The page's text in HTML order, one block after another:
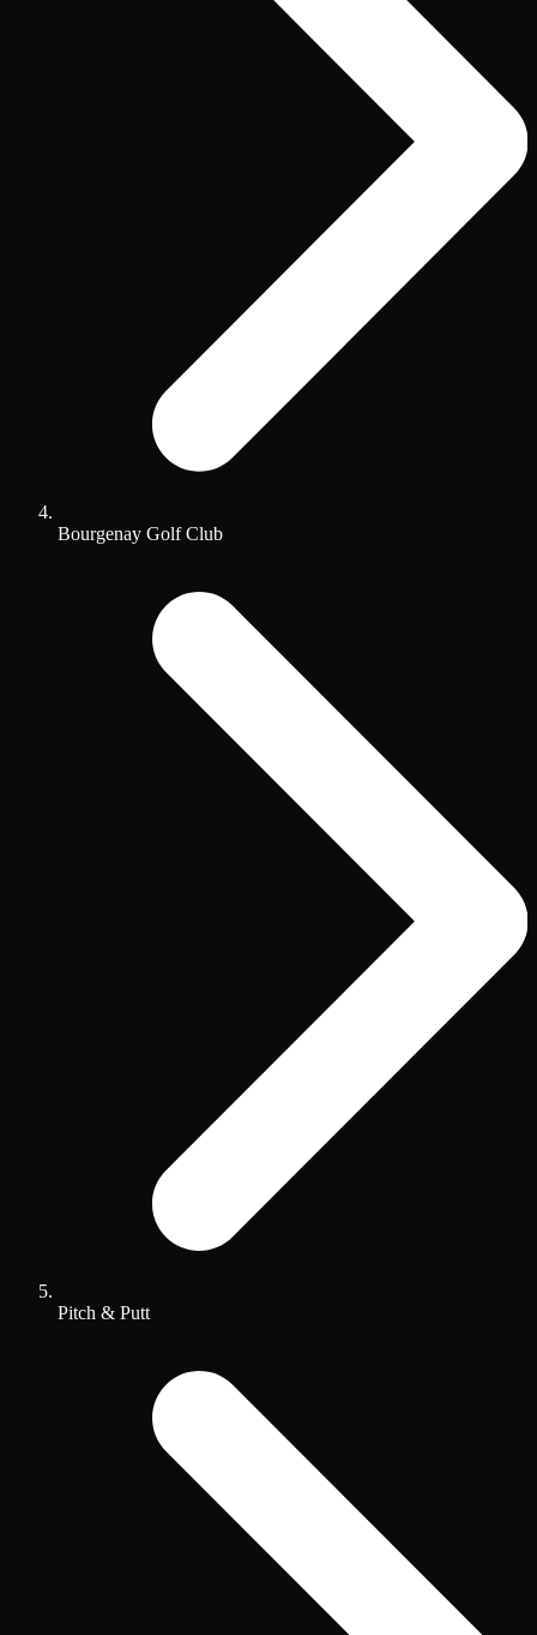
Bourgenay Golf Club
Pitch & Putt